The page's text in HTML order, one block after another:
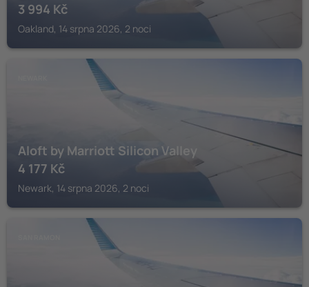
3 994 Kč
Oakland, 14 srpna 2026, 2 noci
Aloft by Marriott Silicon Valley
4 177 Kč
Newark, 14 srpna 2026, 2 noci